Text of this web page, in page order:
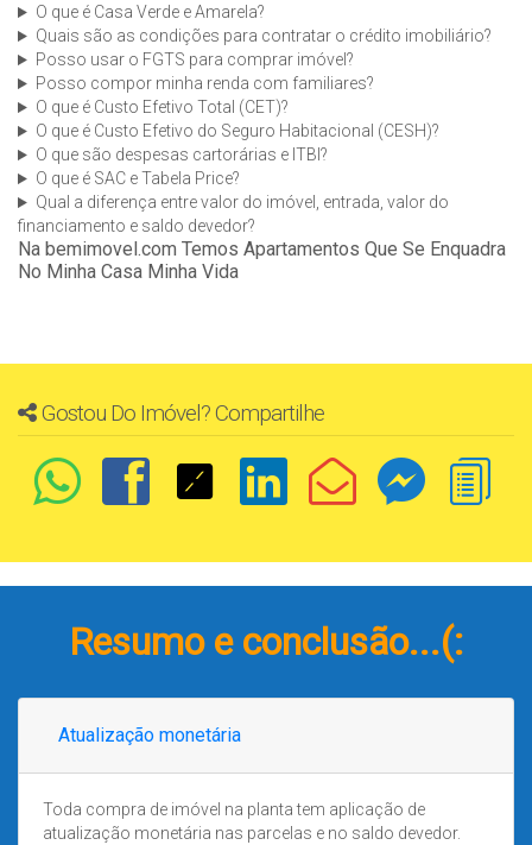
O que é Casa Verde e Amarela?
Quais são as condições para contratar o crédito imobiliário?
Posso usar o FGTS para comprar imóvel?
Posso compor minha renda com familiares?
O que é Custo Efetivo Total (CET)?
O que é Custo Efetivo do Seguro Habitacional (CESH)?
O que são despesas cartorárias e ITBI?
O que é SAC e Tabela Price?
Qual a diferença entre valor do imóvel, entrada, valor do
financiamento e saldo devedor?
Na bemimovel.com Temos Apartamentos Que Se Enquadra
No Minha Casa Minha Vida
Gostou Do Imóvel? Compartilhe
Resumo e conclusão...(:
Atualização monetária
Toda compra de imóvel na planta tem aplicação de
atualização monetária nas parcelas e no saldo devedor.